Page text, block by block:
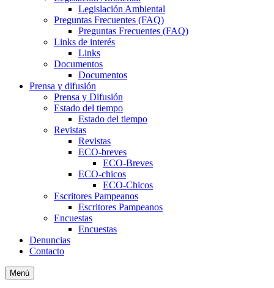
Legislación Ambiental
Preguntas Frecuentes (FAQ)
Preguntas Frecuentes (FAQ)
Links de interés
Links
Documentos
Documentos
Prensa y difusión
Prensa y Difusión
Estado del tiempo
Estado del tiempo
Revistas
Revistas
ECO-breves
ECO-Breves
ECO-chicos
ECO-Chicos
Escritores Pampeanos
Escritores Pampeanos
Encuestas
Encuestas
Denuncias
Contacto
Menú